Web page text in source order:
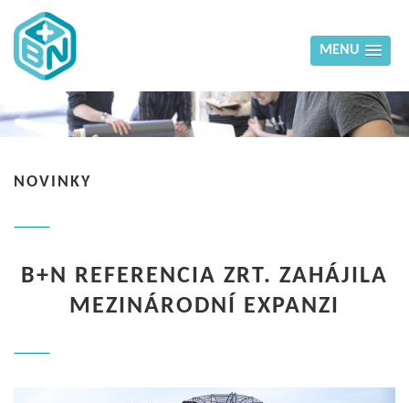
MENU
NOVINKY
B+N REFERENCIA ZRT. ZAHÁJILA
MEZINÁRODNÍ EXPANZI